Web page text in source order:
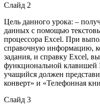
Слайд 2
Цель данного урока: –
данных с помощью
процессора Excel. При
справочную информацию,
задания, и справку Excel,
функциональной клавишей
учащийся должен
конверт» и «Телефонная
Слайд 3